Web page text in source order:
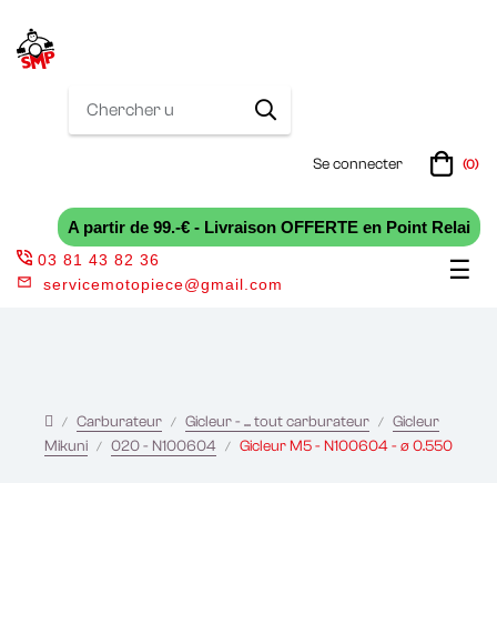
Se connecter (0)
A partir de 99.-€ - Livraison OFFERTE en Point Relai
☰
03 81 43 82 36
servicemotopiece@gmail.com
Carburateur Gicleur - ... tout carburateur
Gicleur
Mikuni
020 - N100604 Gicleur M5 - N100604 - ø 0.550